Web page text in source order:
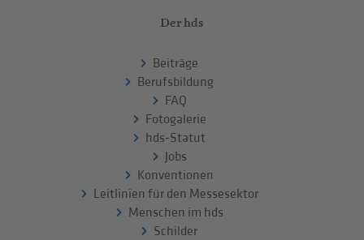
Der hds
Beiträge
Berufsbildung
FAQ
Fotogalerie
hds-Statut
Jobs
Konventionen
Leitlinien für den Messesektor
Menschen im hds
Schilder